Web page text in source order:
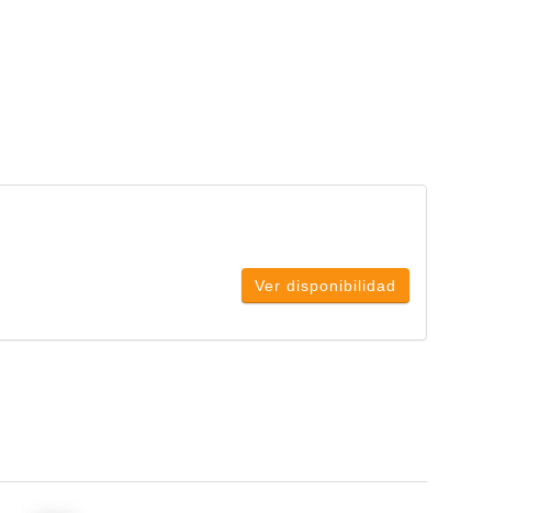
Ver disponibilidad